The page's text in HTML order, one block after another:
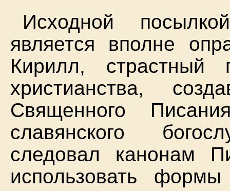
Исходной
является вполне
Кирилл, страстный
христианства,
Священного
славянского
следовал канонам
использовать